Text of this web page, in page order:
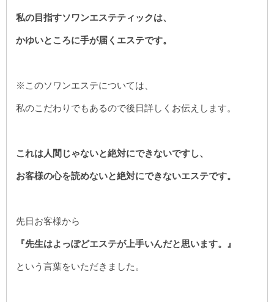
私の目指すソワンエステティックは、
かゆいところに手が届くエステです。
※このソワンエステについては、
私のこだわりでもあるので後日詳しくお伝えします。
これは人間じゃないと絶対にできないですし、
お客様の心を読めないと絶対にできないエステです。
先日お客様から
『先生はよっぽどエステが上手いんだと思います。』
という言葉をいただきました。